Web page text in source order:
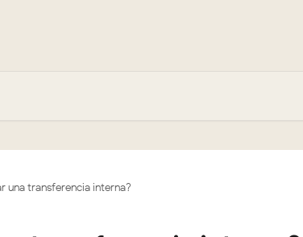
una transferencia interna?